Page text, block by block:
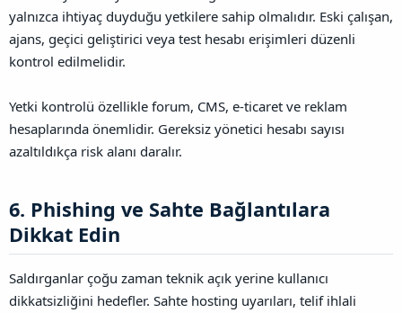
yalnızca ihtiyaç duyduğu yetkilere sahip olmalıdır. Eski çalışan,
ajans, geçici geliştirici veya test hesabı erişimleri düzenli
kontrol edilmelidir.
Yetki kontrolü özellikle forum, CMS, e-ticaret ve reklam
hesaplarında önemlidir. Gereksiz yönetici hesabı sayısı
azaltıldıkça risk alanı daralır.
6. Phishing ve Sahte Bağlantılara
Dikkat Edin​
Saldırganlar çoğu zaman teknik açık yerine kullanıcı
dikkatsizliğini hedefler. Sahte hosting uyarıları, telif ihlali